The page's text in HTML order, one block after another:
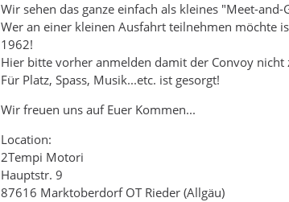
Wir sehen das ganze einfach als kleines "Meet-
Wer an einer kleinen Ausfahrt teilnehmen möchte
1962!
Hier bitte vorher anmelden damit der Convoy nicht
Für Platz, Spass, Musik...etc. ist gesorgt!
Wir freuen uns auf Euer Kommen...
Location:
2Tempi Motori
Hauptstr. 9
87616 Marktoberdorf OT Rieder (Allgäu)